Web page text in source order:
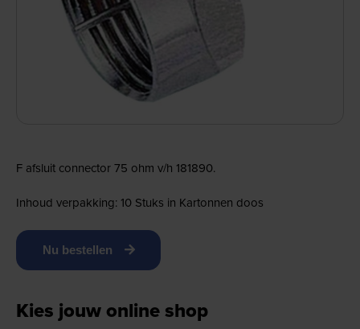
F afsluit connector 75 ohm v/h 181890.
Inhoud verpakking: 10 Stuks in Kartonnen doos
Nu bestellen
Kies jouw online shop